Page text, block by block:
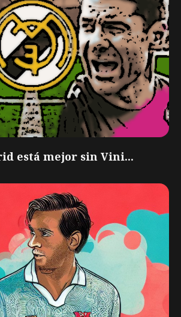
está mejor sin Vini...